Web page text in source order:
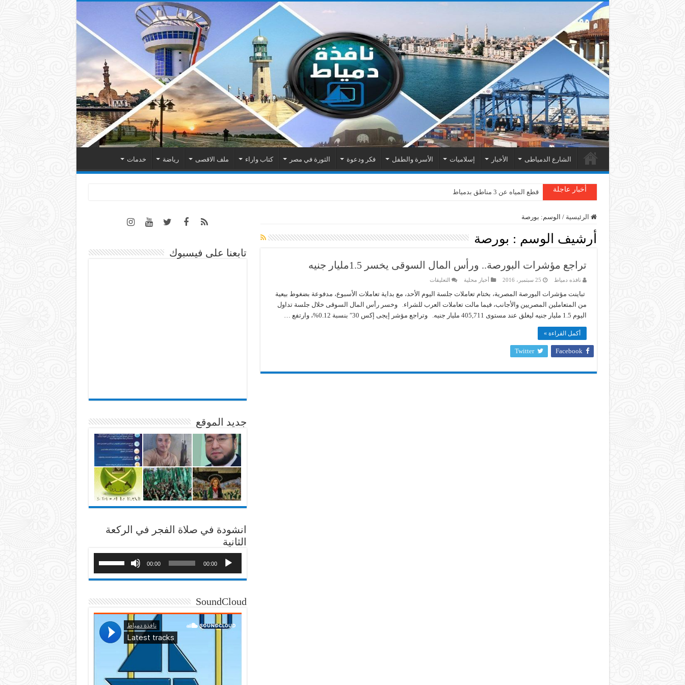
الشارع الدمياطى الأخبار إسلاميات الأسرة والطفل فكر ودعوة الثورة في مصر كتاب واراء ملف الاقصى رياضة خدمات
أخبار عاجلة قطع المياه عن 3 مناطق بدمياط
الرئيسية / الوسم: بورصة
أرشيف الوسم : بورصة
تراجع مؤشرات البورصة.. ورأس المال السوقى يخسر 1.5مليار جنيه
نافذه دمياط 25 سبتمبر، 2016 أخبار محلية التعليقات
مؤشرات
البورصة..
ورأس
المال
السوقى
تباينت مؤشرات البورصة المصرية، بختام تعاملات جلسة اليوم الأحد، مع بداية تعاملات الأسبوع، مدفوعة بضغوط بيعية
من المتعاملين المصريين والأجانب، فيما مالت تعاملات العرب للشراء. وخسر رأس المال السوقى خلال جلسة تداول
اليوم 1.5 مليار جنيه ليغلق عند مستوى 405,711 مليار جنيه. وتراجع مؤشر إيجى إكس 30″ بنسبة 0.12%، وارتفع …
أكمل القراءة »
Facebook
Twitter
تابعنا على فيسبوك
جديد الموقع
انشودة في صلاة الفجر في الركعة
الثانية
00:00
00:00
SoundCloud